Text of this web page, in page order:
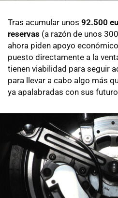
Tras acumular unos 92.500
reservas (a razón de unos
ahora piden apoyo
puesto directamente a la
tienen viabilidad para seguir
para llevar a cabo algo más
ya apalabradas con sus